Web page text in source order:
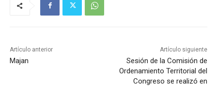
Artículo anterior
Majan
Artículo siguiente
Sesión de la Comisión de
Ordenamiento Territorial del
Congreso se realizó en